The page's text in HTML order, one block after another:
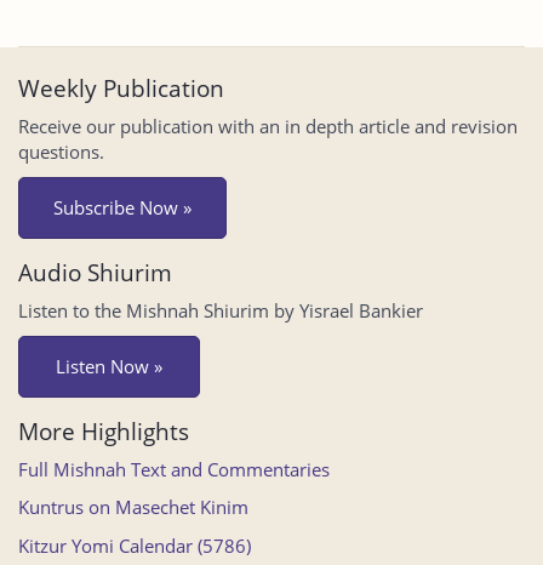
Weekly Publication
Receive our publication with an in depth article and revision
questions.
Subscribe Now »
Audio Shiurim
Listen to the Mishnah Shiurim by Yisrael Bankier
Listen Now »
More Highlights
Full Mishnah Text and Commentaries
Kuntrus on Masechet Kinim
Kitzur Yomi Calendar (5786)